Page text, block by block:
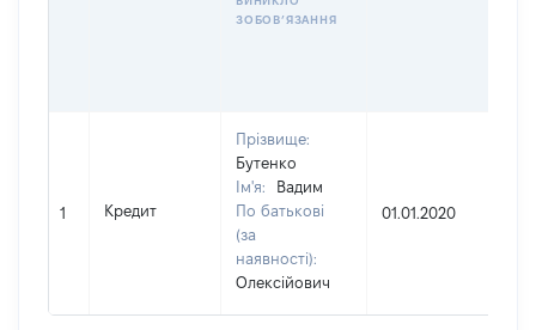
ЗОБОВʼЯЗАННЯ
1 Кредит
Прізвище:
Бутенко
Ім'я:
Вадим
По батькові
(за
наявності):
Олексійович
01.01.2020